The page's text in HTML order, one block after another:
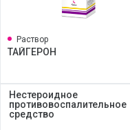
Раствор
ТАЙГЕРОН
Нестероидное
противовоспалительное
средство